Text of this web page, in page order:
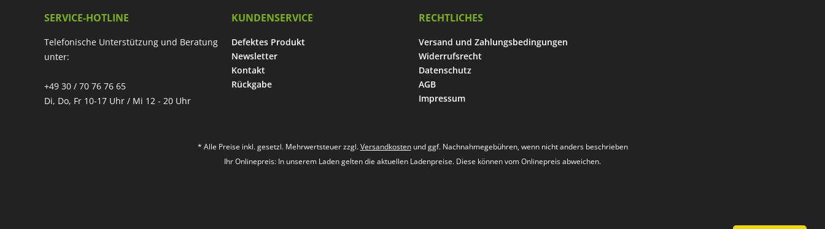
SERVICE-HOTLINE
Telefonische Unterstützung und Beratung
unter:
+49 30 / 70 76 76 65
Di, Do, Fr 10-17 Uhr / Mi 12 - 20 Uhr
KUNDENSERVICE
Defektes Produkt
Newsletter
Kontakt
Rückgabe
RECHTLICHES
Versand und Zahlungsbedingungen
Widerrufsrecht
Datenschutz
AGB
Impressum
* Alle Preise inkl. gesetzl. Mehrwertsteuer zzgl.Versandkostenund ggf. Nachnahmegebühren, wenn nicht anders beschrieben
Ihr Onlinepreis: In unserem Laden gelten die aktuellen Ladenpreise. Diese können vom Onlinepreis abweichen.